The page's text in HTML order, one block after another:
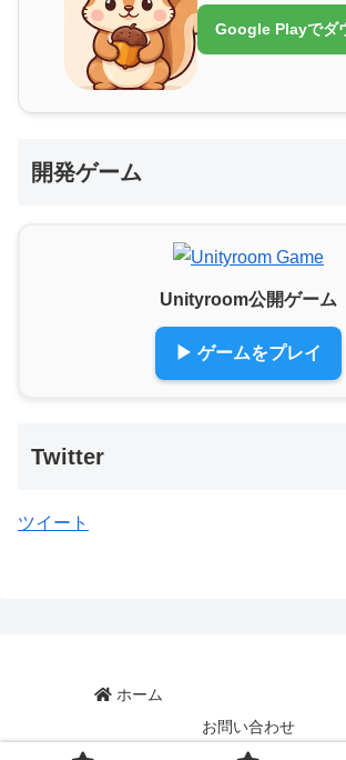
Google Playでダ
開発ゲーム
Unityroom公開ゲーム
▶ ゲームをプレイ
Twitter
ツイート
ホーム
お問い合わせ